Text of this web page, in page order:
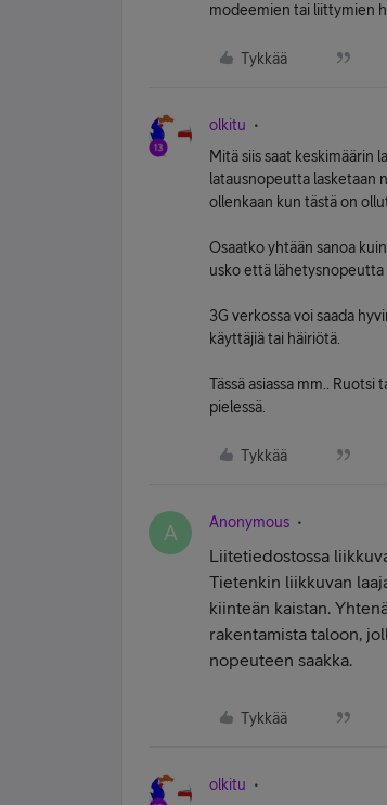
modeemien tai liittymien
Tykkää
olkitu
Mitä siis saat keskimäärin
latausnopeutta lasketaan
ollenkaan kun tästä on
Osaatko yhtään sanoa
usko että lähetysnopeutta
3G verkossa voi saada
käyttäjiä tai häiriötä.
Tässä asiassa mm.. Ruotsi
pielessä.
Tykkää
A Anonymous
Liitetiedostossa
Tietenkin liikkuvan
kiinteän kaistan.
rakentamista taloon,
nopeuteen saakka.
Tykkää
olkitu